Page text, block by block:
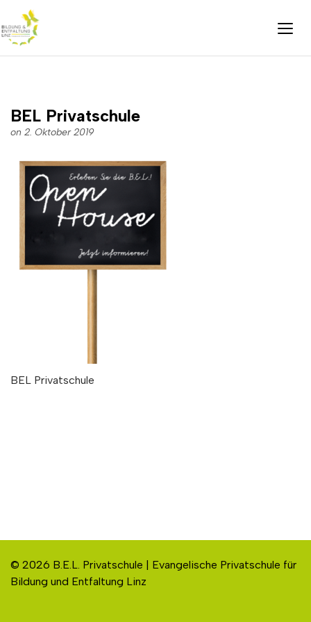
BEL Privatschule
on 2. Oktober 2019
BEL Privatschule
© 2026 B.E.L. Privatschule | Evangelische Privatschule für
Bildung und Entfaltung Linz